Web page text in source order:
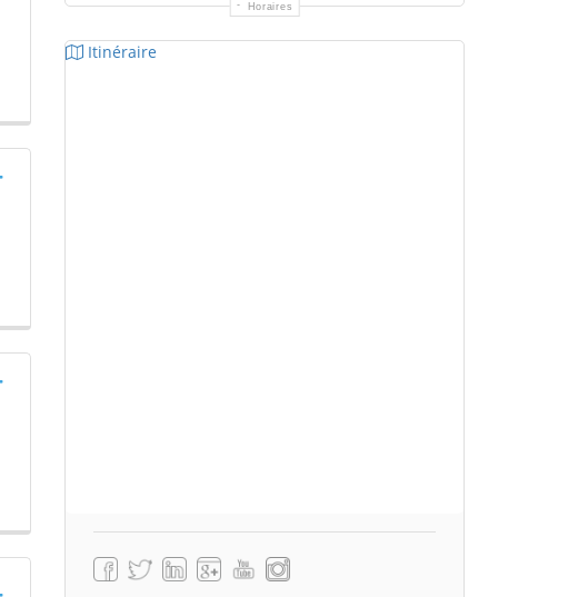
Horaires
Itinéraire